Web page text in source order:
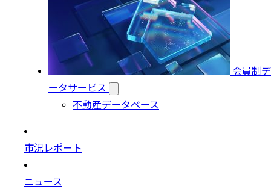
会員制デ
ータサービス
不動産データベース
市況レポート
ニュース